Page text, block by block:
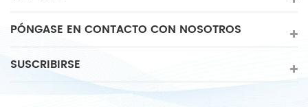
PÓNGASE EN CONTACTO CON NOSOTROS
SUSCRIBIRSE